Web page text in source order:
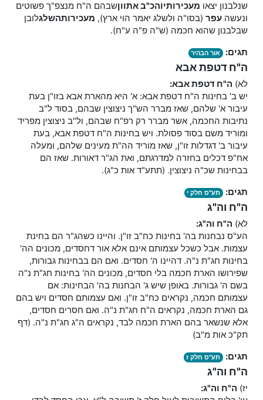
שנלבנון יצאו מעכירותיוהכ"ב אתווןשבהם ה"ח מנצפ"ך פשוטים
ונעשהעפר (בסו"ה ולשלג יאמר הוי ארץ), מעכירותהשלגלובן
שבלבנון שהוא חכמה (ש"ה פ"ה ע"ח).
תגים: אור הבהיר
ה"ח דטפת אבא
לא) ה"ח דטפת אבא:
יש ב' בחינות ה"ח דטפת אבא: א' היא מהארת אבא בזו"ן בעת
עיבור א' שלהם, שאז מברר הש"ך ניצוצין שבהם, בסוד ל"ב
נתיבות החכמה, אשר מברר רק רפ"ח שבהם, ול"ב ניצוצין מפריד
ומוריד משם בסוד פסולת. ויש בחינות ה"ח דטפת אבא, בעת
עיבור ב' דגדלות זו"ן, שאז מוריד הה"ת מעינים שלהם, ומעלה
אח"פ דכלים בחזרה למדרגתם, ואת הג"ר דאורות. שאז הם
בבחינות שכ"ה ניצוצין. (תתע"ד אות כ"ג).
תגים: תע"ס חלק י
ה"ח וה"ג
לא) ה"ח וה"ג:
הע"ס נבחנות בה' בחינות כח"ב זו"ן. והיינו כשהג"ר הם בחינת
עצמות. אבל כשכל עצמותם אינם אלא אור דחסדים, מכונים הה'
בחינות חג"ת נ"ה. דהיינו ה' חסדים. ואם הם בבחינות גבורות,
שפירושו הארת חכמה בלי חסדים, מכונים הה' בחינות חג"ת נ"ה
בשם ה' גבורות. באופן שיש ג' הבחנות בה' הבחינות: אם
עצמותם חכמה, נקראים כח"ב זו"ן. ואם עצמותם חסדים ויש בהם
גם הארת חכמה, נקראים ה"ח חג"ת נ"ה. ואם חסרים חסדים,
אלא שנשאר בהם הארת חכמה לבד, נקראים ה"ג חג"ת נ"ה. (דף
תק"כ אות מ"ב)
תגים: תע"ס חלק ז
ה"ח וה"ג
יז) ה"ח וה"ג: